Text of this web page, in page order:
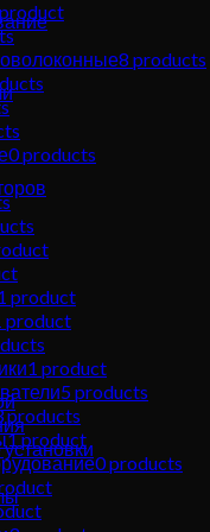
product
8 products
0products
product
product
1 product
5products
products
1product
0products